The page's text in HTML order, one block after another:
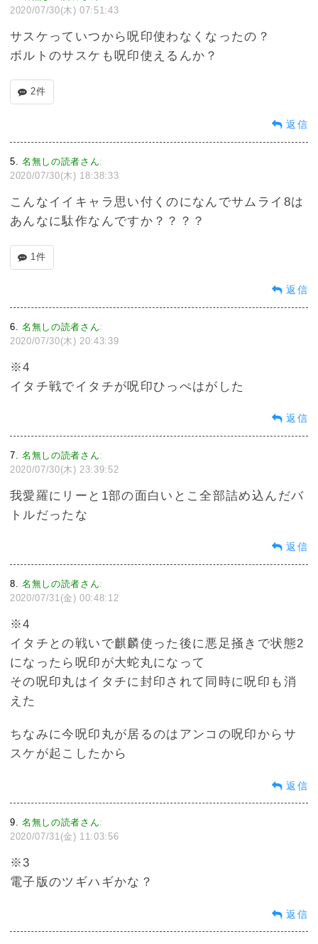
2020/07/30(木) 07:51:43
サスケっていつから呪印使わなくなったの？
ボルトのサスケも呪印使えるんか？
2件
返信
5 名無しの読者さん:
2020/07/30(木) 18:38:33
こんなイイキャラ思い付くのになんでサムライ8は
あんなに駄作なんですか？？？？
1件
返信
6 名無しの読者さん:
2020/07/30(木) 20:43:39
※4
イタチ戦でイタチが呪印ひっぺはがした
返信
7 名無しの読者さん:
2020/07/30(木) 23:39:52
我愛羅にリーと1部の面白いとこ全部詰め込んだバ
トルだったな
返信
8 名無しの読者さん:
2020/07/31(金) 00:48:12
※4
イタチとの戦いで麒麟使った後に悪足掻きで状態2
になったら呪印が大蛇丸になって
その呪印丸はイタチに封印されて同時に呪印も消
えた
ちなみに今呪印丸が居るのはアンコの呪印からサ
スケが起こしたから
返信
9 名無しの読者さん:
2020/07/31(金) 11:03:56
※3
電子版のツギハギかな？
返信